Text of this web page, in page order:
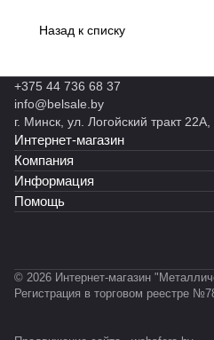
Назад к списку
+375 44 736 68 37
info@belsale.by
г. Минск, ул. Логойский тракт 22А,
Интернет-магазин
Компания
Информация
Помощь
© 2026 Интернет-магазин
Регистрация в торговом реестре